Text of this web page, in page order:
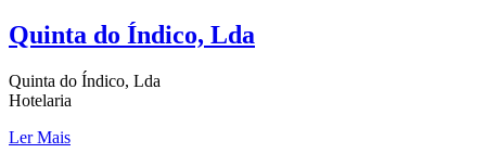
Quinta do Índico, Lda
Quinta do Índico, Lda
Hotelaria
Ler Mais